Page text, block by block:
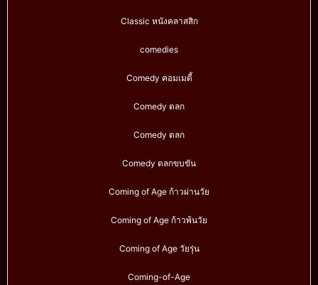
Classic หนังคลาสสิก
comedies
Comedy คอมเมดี้
Comedy ตลก
Comedy ตลก
Comedy ตลกขบขัน
Coming of Age ก้าวผ่านวัย
Coming of Age ก้าวพ้นวัย
Coming of Age วัยรุ่น
Coming-of-Age